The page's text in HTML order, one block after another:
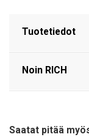
Tuotetiedot
Noin RICH
Saatat pitää